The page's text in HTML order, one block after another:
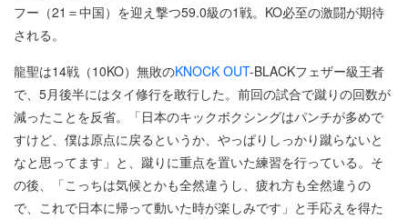
フー（21＝中国）を迎え撃つ59.0級の1戦。KO必至の激闘が期待
される。
龍聖は14戦（10KO）無敗のKNOCK OUT-BLACKフェザー級王者
で、5月後半にはタイ修行を敢行した。前回の試合で蹴りの回数が
減ったことを反省。「日本のキックボクシングはパンチが多めで
すけど、僕は原点に戻るというか、やっぱりしっかり蹴らないと
なと思ってます」と、蹴りに重点を置いた練習を行っている。そ
の後、「こっちは気候とかも全然違うし、疲れ方も全然違うの
で、これで日本に帰って動いた時が楽しみです」と手応えを得た